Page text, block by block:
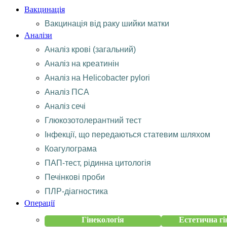
Вакцинація
Вакцинація від раку шийки матки
Аналізи
Аналіз крові (загальний)
Аналіз на креатинін
Аналіз на Helicobacter pylori
Аналіз ПСА
Аналіз сечі
Глюкозотолерантний тест
Інфекції, що передаються статевим шляхом
Коагулограма
ПАП-тест, рідинна цитологія
Печінкові проби
ПЛР-діагностика
Операції
Гінекологія
Естетична